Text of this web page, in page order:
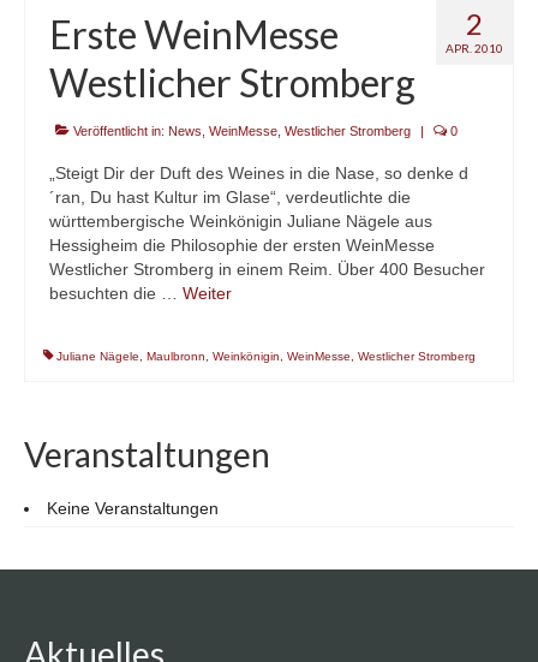
2
APR. 2010
Erste WeinMesse
Westlicher Stromberg
Veröffentlicht in: News WeinMesse Westlicher Stromberg | 0
„Steigt Dir der Duft des Weines in die Nase, so denke d
´ran, Du hast Kultur im Glase“, verdeutlichte die
württembergische Weinkönigin Juliane Nägele aus
Hessigheim die Philosophie der ersten WeinMesse
Westlicher Stromberg in einem Reim. Über 400 Besucher
besuchten die … Weiter
Juliane Nägele Maulbronn Weinkönigin WeinMesse Westlicher Stromberg
Veranstaltungen
Keine Veranstaltungen
Aktuelles